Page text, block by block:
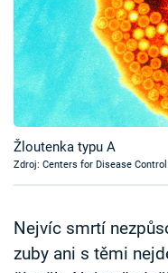
TV Program
Časopis
Sledujte prima+
Sledujte nás
Žloutenka typu A
Zdroj: Centers for Disease
Nejvíc smrtí
zuby ani s těmi